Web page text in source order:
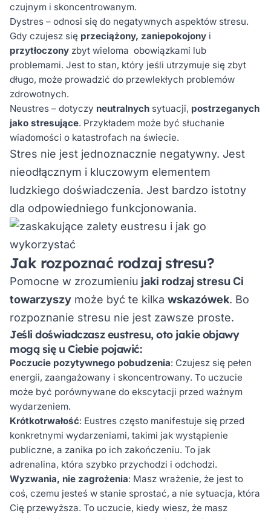
czujnym i skoncentrowanym.
Dystres – odnosi się do negatywnych aspektów stresu.
Gdy czujesz się przeciążony, zaniepokojony i
przytłoczony zbyt wieloma obowiązkami lub
problemami. Jest to stan, który jeśli utrzymuje się zbyt
długo, może prowadzić do przewlekłych problemów
zdrowotnych.
Neustres – dotyczy neutralnych sytuacji, postrzeganych
jako stresujące. Przykładem może być słuchanie
wiadomości o katastrofach na świecie.
Stres nie jest jednoznacznie negatywny. Jest
nieodłącznym i kluczowym elementem
ludzkiego doświadczenia. Jest bardzo istotny
dla odpowiedniego funkcjonowania.
Jak rozpoznać rodzaj stresu?
Pomocne w zrozumieniu jaki rodzaj stresu Ci
towarzyszy może być te kilka wskazówek. Bo
rozpoznanie stresu nie jest zawsze proste.
Jeśli doświadczasz eustresu, oto jakie objawy
mogą się u Ciebie pojawić:
Poczucie pozytywnego pobudzenia: Czujesz się pełen
energii, zaangażowany i skoncentrowany. To uczucie
może być porównywane do ekscytacji przed ważnym
wydarzeniem.
Krótkotrwałość: Eustres często manifestuje się przed
konkretnymi wydarzeniami, takimi jak wystąpienie
publiczne, a zanika po ich zakończeniu. To jak
adrenalina, która szybko przychodzi i odchodzi.
Wyzwania, nie zagrożenia: Masz wrażenie, że jest to
coś, czemu jesteś w stanie sprostać, a nie sytuacja, która
Cię przewyższa. To uczucie, kiedy wiesz, że masz